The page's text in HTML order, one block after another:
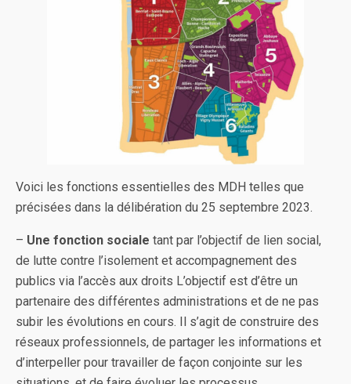
Voici les fonctions essentielles des MDH telles que
précisées dans la délibération du 25 septembre 2023.
– Une fonction sociale tant par l’objectif de lien social,
de lutte contre l’isolement et accompagnement des
publics via l’accès aux droits L’objectif est d’être un
partenaire des différentes administrations et de ne pas
subir les évolutions en cours. Il s’agit de construire des
réseaux professionnels, de partager les informations et
d’interpeller pour travailler de façon conjointe sur les